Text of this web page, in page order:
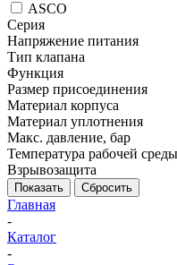
ASCO
Серия
Напряжение питания
Тип клапана
Функция
Размер присоединения
Материал корпуса
Материал уплотнения
Макс. давление, бар
Температура рабочей среды
Взрывозащита
Показать Сбросить
Главная
-
Каталог
-